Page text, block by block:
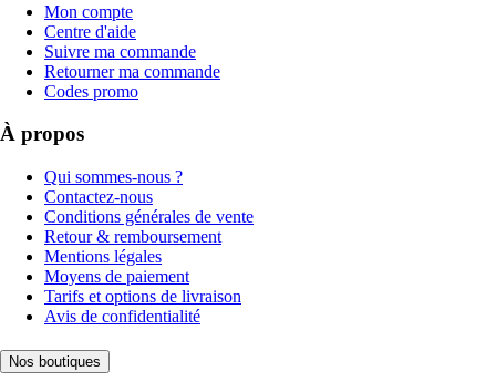
Mon compte
Centre d'aide
Suivre ma commande
Retourner ma commande
Codes promo
À propos
Qui sommes-nous ?
Contactez-nous
Conditions générales de vente
Retour & remboursement
Mentions légales
Moyens de paiement
Tarifs et options de livraison
Avis de confidentialité
Nos boutiques